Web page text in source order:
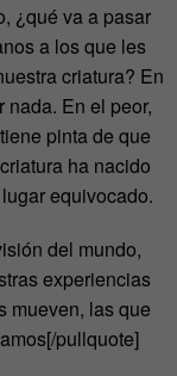
¿qué va a pasar
a los que les
criatura? En
nada. En el peor,
pinta de que
ha nacido
equivocado.
del mundo,
experiencias
mueven, las que
pullquote]